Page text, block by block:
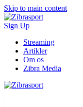
Skip to main content
Sign Up
Streaming
Artikler
Om os
Zibra Media